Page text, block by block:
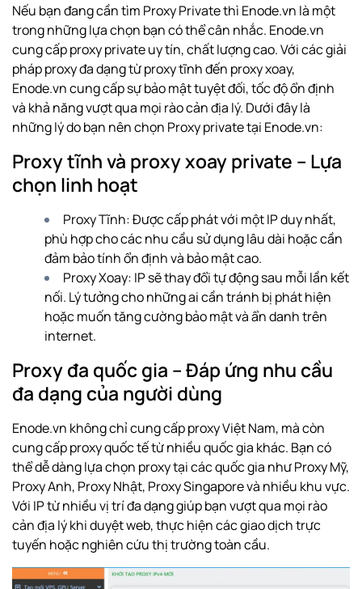
Nếu bạn đang cần tìm Proxy Private thì Enode.vn là một
trong những lựa chọn bạn có thể cân nhắc. Enode.vn
cung cấp proxy private uy tín, chất lượng cao. Với các giải
pháp proxy đa dạng từ proxy tĩnh đến proxy xoay,
Enode.vn cung cấp sự bảo mật tuyệt đối, tốc độ ổn định
và khả năng vượt qua mọi rào cản địa lý. Dưới đây là
những lý do bạn nên chọn Proxy private tại Enode.vn:
Proxy tĩnh và proxy xoay private – Lựa
chọn linh hoạt
Proxy Tĩnh: Được cấp phát với một IP duy nhất,
phù hợp cho các nhu cầu sử dụng lâu dài hoặc cần
đảm bảo tính ổn định và bảo mật cao.
Proxy Xoay: IP sẽ thay đổi tự động sau mỗi lần kết
nối. Lý tưởng cho những ai cần tránh bị phát hiện
hoặc muốn tăng cường bảo mật và ẩn danh trên
internet.
Proxy đa quốc gia – Đáp ứng nhu cầu
đa dạng của người dùng
Enode.vn không chỉ cung cấp proxy Việt Nam, mà còn
cung cấp proxy quốc tế từ nhiều quốc gia khác. Bạn có
thể dễ dàng lựa chọn proxy tại các quốc gia nhưProxy Mỹ,
Proxy Anh, Proxy Nhật, Proxy Singaporevà nhiều khu vực.
Với IP từ nhiều vị trí đa dạng giúp bạn vượt qua mọi rào
cản địa lý khi duyệt web, thực hiện các giao dịch trực
tuyến hoặc nghiên cứu thị trường toàn cầu.